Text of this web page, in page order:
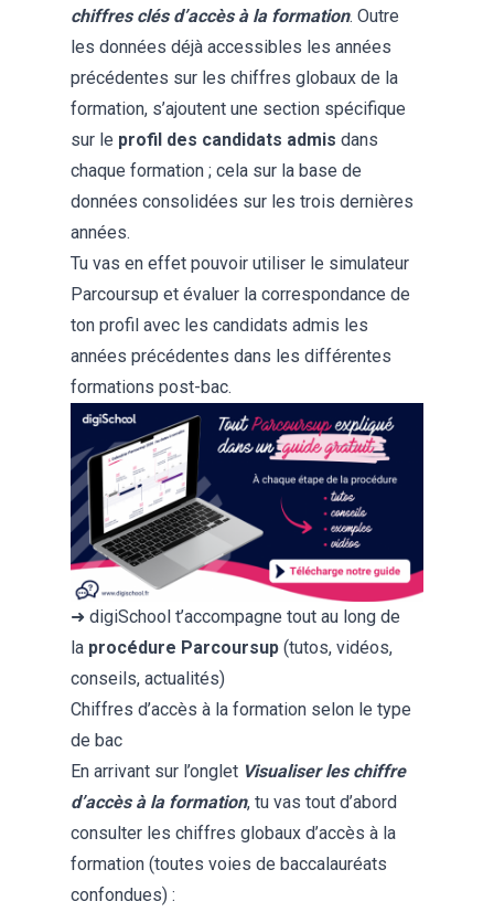
chiffres clés d’accès à la formation. Outre
les données déjà accessibles les années
précédentes sur les chiffres globaux de la
formation, s’ajoutent une section spécifique
sur le profil des candidats admis dans
chaque formation ; cela sur la base de
données consolidées sur les trois dernières
années.
Tu vas en effet pouvoir utiliser le simulateur
Parcoursup et évaluer la correspondance de
ton profil avec les candidats admis les
années précédentes dans les différentes
formations post-bac.
➜ digiSchool t’accompagne tout au long de
la procédure Parcoursup (tutos, vidéos,
conseils, actualités)
Chiffres d’accès à la formation selon le type
de bac
En arrivant sur l’onglet Visualiser les chiffre
d’accès à la formation, tu vas tout d’abord
consulter les chiffres globaux d’accès à la
formation (toutes voies de baccalauréats
confondues) :